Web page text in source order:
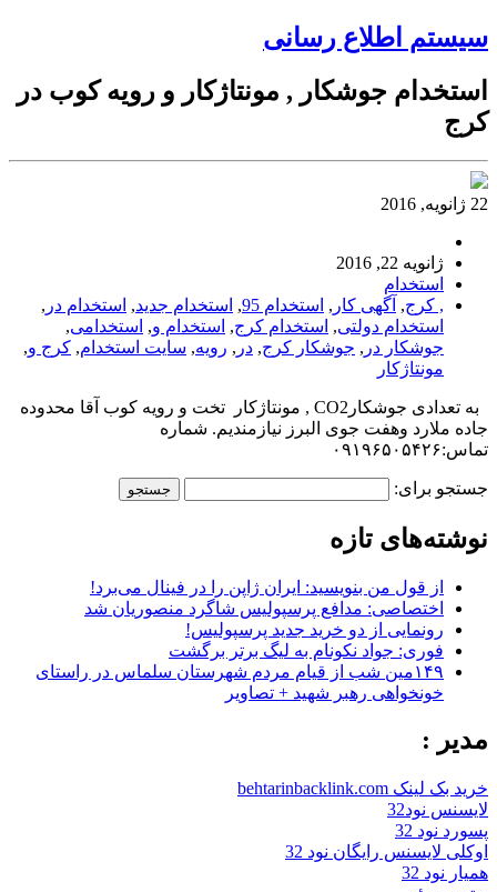
سیستم اطلاع رسانی
استخدام جوشکار , مونتاژکار و رویه کوب در
کرج
22 ژانویه, 2016
ژانویه 22, 2016
استخدام
, کرج, آگهی کار , استخدام 95 , استخدام جدید, استخدام در ,
استخدام دولتی, استخدام کرج, استخدام و, استخدامی,
جوشکار در , جوشکار کرج, در , رویه, سایت استخدام, کرج و,
مونتاژکار
به تعدادی جوشکارCO2 , مونتاژکار تخت و رویه کوب آقا محدوده
جاده ملارد وهفت جوی البرز نیازمندیم. شماره
تماس:۰۹۱۹۶۵۰۵۴۲۶
جستجو برای:
نوشته‌های تازه
از قول من بنویسید: ایران ژاپن را در فینال می‌برد!
اختصاصی: مدافع پرسپولیس شاگرد منصوریان شد
رونمایی از دو خرید جدید پرسپولیس!
فوری: جواد نکونام به لیگ برتر برگشت
۱۴۹مین شب از قیام مردم شهرستان سلماس در راستای
خونخواهی رهبر شهید + تصاویر
مدیر :
خرید بک لینک behtarinbacklink.com
لایسنس نود32
پسورد نود 32
اوکلی لایسنس رایگان نود 32
همیار نود 32